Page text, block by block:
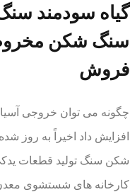
گیاه سودمند
سنگ شکن
فروش
چگونه می توان خروجی
افزایش داد اخیراً به روز
شکن سنگ تولید قطعات
کارخانه های شستشوی